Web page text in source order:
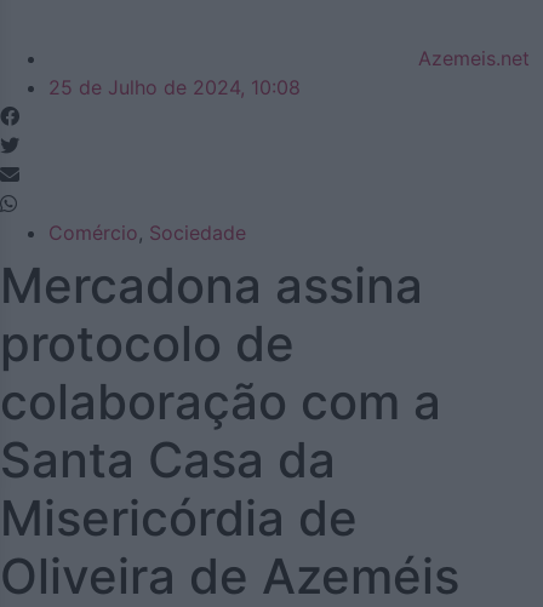
Azemeis.net
25 de Julho de 2024, 10:08
Comércio, Sociedade
Mercadona assina
protocolo de
colaboração com a
Santa Casa da
Misericórdia de
Oliveira de Azeméis